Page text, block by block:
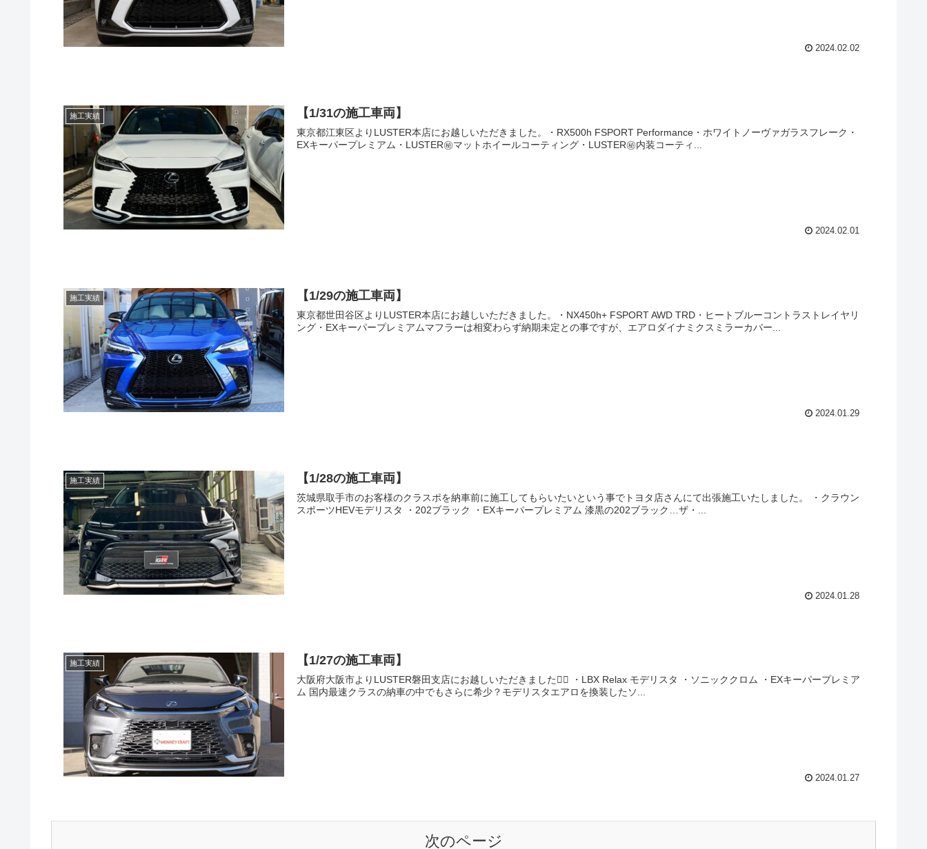
2024.02.02
施工実績 【1/31の施工車両】
東京都江東区よりLUSTER本店にお越しいただきました。・RX500h FSPORT Performance・ホワイトノーヴァガラスフレーク・
EXキーパープレミアム・LUSTER㊙️マットホイールコーティング・LUSTER㊙️内装コーティ...
2024.02.01
施工実績 【1/29の施工車両】
東京都世田谷区よりLUSTER本店にお越しいただきました。・NX450h+ FSPORT AWD TRD・ヒートブルーコントラストレイヤリ
ング・EXキーパープレミアムマフラーは相変わらず納期未定との事ですが、エアロダイナミクスミラーカバー...
2024.01.29
施工実績 【1/28の施工車両】
茨城県取手市のお客様のクラスポを納車前に施工してもらいたいという事でトヨタ店さんにて出張施工いたしました。 ・クラウン
スポーツHEVモデリスタ ・202ブラック ・EXキーパープレミアム 漆黒の202ブラック…ザ・...
2024.01.28
施工実績 【1/27の施工車両】
大阪府大阪市よりLUSTER磐田支店にお越しいただきました🙇‍♂️ ・LBX Relax モデリスタ ・ソニッククロム ・EXキーパープレミア
ム 国内最速クラスの納車の中でもさらに希少？モデリスタエアロを換装したソ...
2024.01.27
次のページ